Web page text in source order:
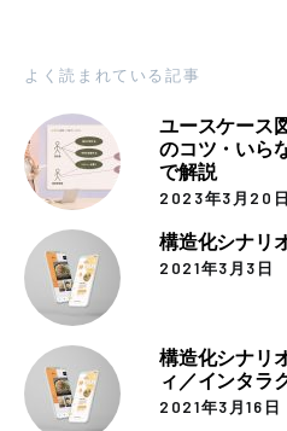
よく読まれている記事
ユースケース
のコツ・いら
で解説
2023年3月20日
構造化シナリ
2021年3月3日
構造化シナリ
ィ／インタラ
2021年3月16日